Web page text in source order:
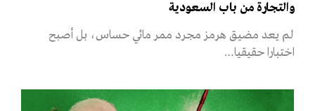
والتجارة من باب السعودية
لم يعد مضيق هرمز مجرد ممر مائي حساس، بل أصبح
اختبارا حقيقيا…